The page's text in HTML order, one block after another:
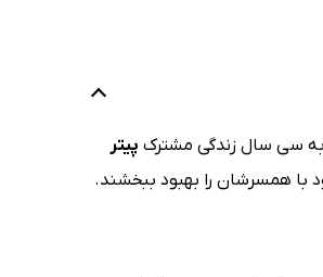
سی سال زندگی مشترک پیتر
با همسرشان را بهبود ببخشند.